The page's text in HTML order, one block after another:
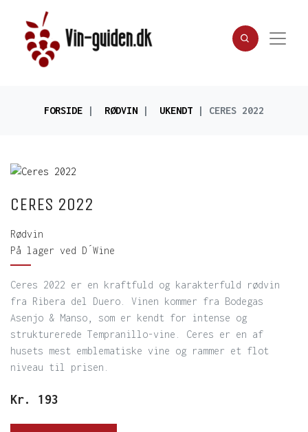
FORSIDE RØDVIN UKENDT CERES 2022
CERES 2022
Rødvin
På lager ved D´Wine
Ceres 2022 er en kraftfuld og karakterfuld rødvin
fra Ribera del Duero. Vinen kommer fra Bodegas
Asenjo & Manso, som er kendt for intense og
strukturerede Tempranillo-vine. Ceres er en af
husets mest emblematiske vine og rammer et flot
niveau til prisen.
Kr. 193